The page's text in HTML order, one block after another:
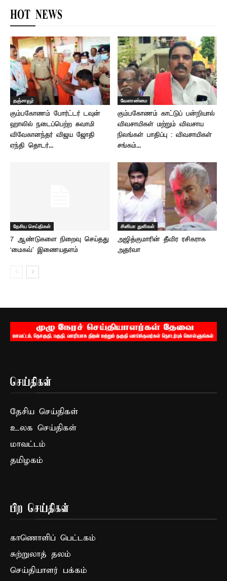
HOT NEWS
தஞ்சாவூர்
கும்பகோணம் போர்ட்டர் டவுன்
ஹாலில் நடைப்பெற்ற சுவாமி
விவேகானந்தர் விஜய ஜோதி
ஏந்தி தொடர்...
வேளாண்மை
கும்பகோணம் காட்டுப் பன்றியால்
விவசாயிகள் மற்றும் விவசாய
நிலங்கள் பாதிப்பு : விவசாயிகள்
சங்கம்...
தேசிய செய்திகள்
7 ஆண்டுகளை நிறைவு செய்தது
‘மைகவ்’ இணையதளம்
சினிமா துளிகள்
அஜித்குமாரின் தீவிர ரசிகராக
அதர்வா
செய்திகள்
தேசிய செய்திகள்
உலக செய்திகள்
மாவட்டம்
தமிழகம்
பிற செய்திகள்
காணொளிப் பெட்டகம்
சுற்றுலாத் தலம்
செய்தியாளர் பக்கம்